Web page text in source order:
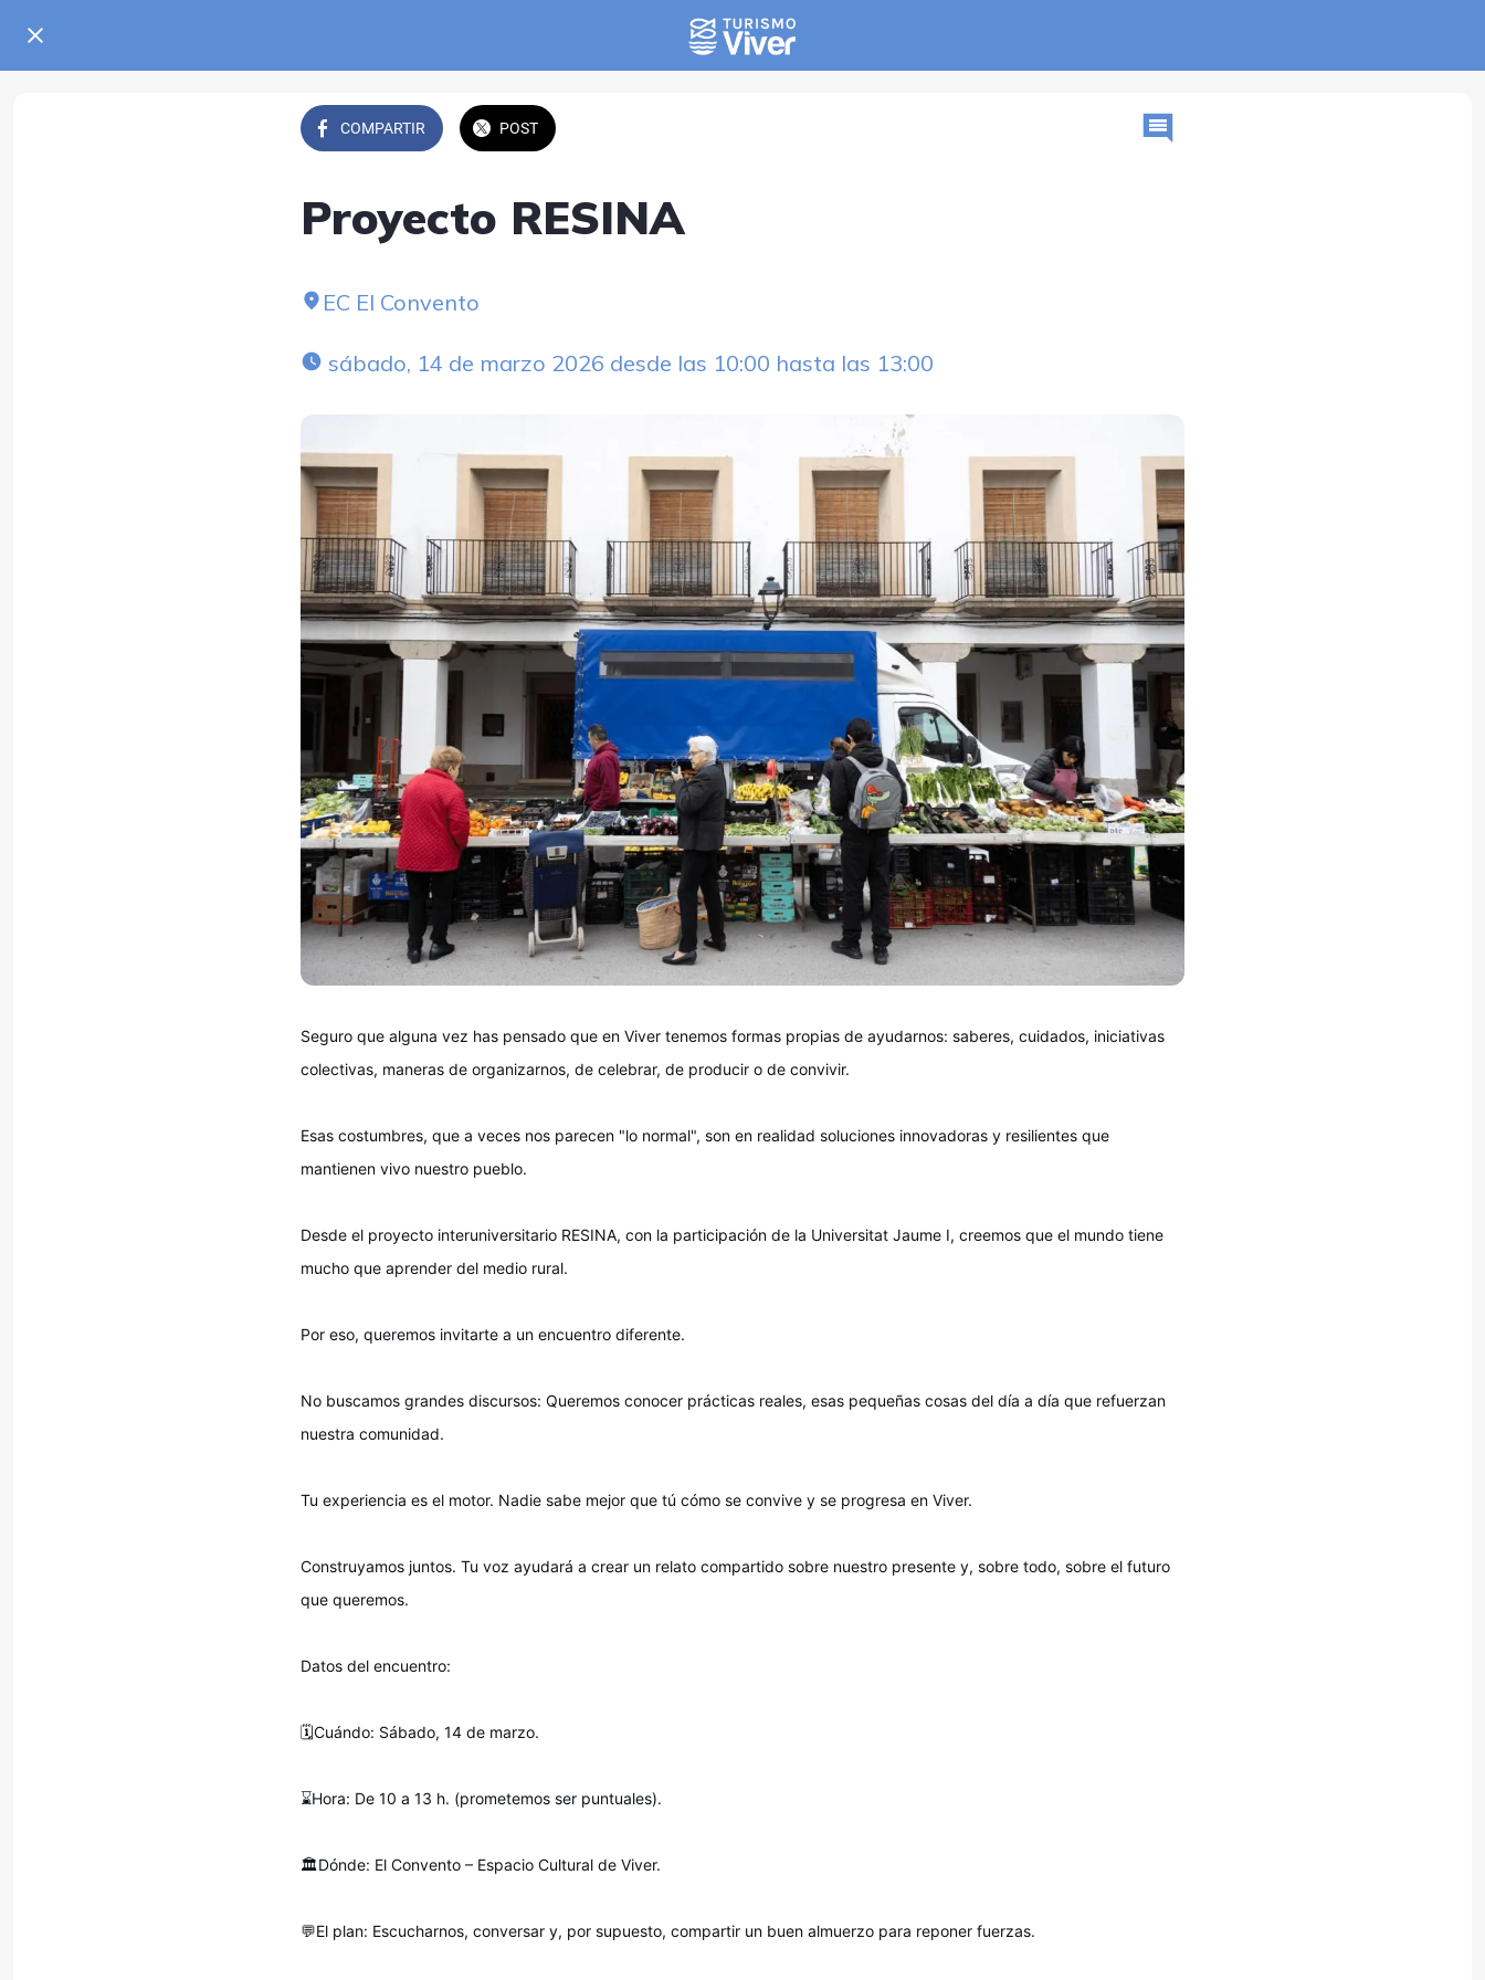
COMPARTIR POST
Proyecto RESINA
EC El Convento
sábado, 14 de marzo 2026 desde las 10:00 hasta las 13:00
Seguro que alguna vez has pensado que en Viver tenemos formas propias de ayudarnos: saberes, cuidados, iniciativas
colectivas, maneras de organizarnos, de celebrar, de producir o de convivir.
Esas costumbres, que a veces nos parecen "lo normal", son en realidad soluciones innovadoras y resilientes que
mantienen vivo nuestro pueblo.
Desde el proyecto interuniversitario RESINA, con la participación de la Universitat Jaume I, creemos que el mundo tiene
mucho que aprender del medio rural.
Por eso, queremos invitarte a un encuentro diferente.
No buscamos grandes discursos: Queremos conocer prácticas reales, esas pequeñas cosas del día a día que refuerzan
nuestra comunidad.
Tu experiencia es el motor. Nadie sabe mejor que tú cómo se convive y se progresa en Viver.
Construyamos juntos. Tu voz ayudará a crear un relato compartido sobre nuestro presente y, sobre todo, sobre el futuro
que queremos.
Datos del encuentro:
🗓️Cuándo: Sábado, 14 de marzo.
⌛Hora: De 10 a 13 h. (prometemos ser puntuales).
🏛️Dónde: El Convento – Espacio Cultural de Viver.
💬El plan: Escucharnos, conversar y, por supuesto, compartir un buen almuerzo para reponer fuerzas.